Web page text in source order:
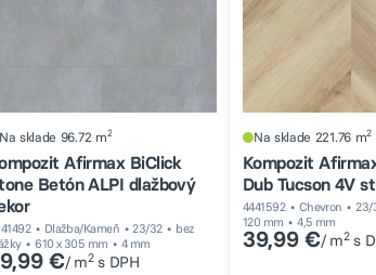
Na sklade 96.72 m2
Afirmax BiClick
Betón ALPI dlažbový
Dlažba/Kameň 23/32
bez
610 x 305 mm 4 mm
€/ m2s DPH
Na sklade 221.76 m2
Kompozit
Dub Tucson 4V
4441592 Chevron
23/
120 mm
4,5 mm
39,99 €/ m2s